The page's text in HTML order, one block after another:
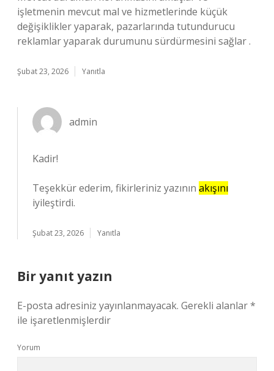
işletmenin mevcut mal ve hizmetlerinde küçük
değişiklikler yaparak, pazarlarında tutundurucu
reklamlar yaparak durumunu sürdürmesini sağlar .
Şubat 23, 2026 Yanıtla
admin
Kadir!
Teşekkür ederim, fikirleriniz yazının akışını
iyileştirdi.
Şubat 23, 2026 Yanıtla
Bir yanıt yazın
E-posta adresiniz yayınlanmayacak. Gerekli alanlar*
ile işaretlenmişlerdir
Yorum